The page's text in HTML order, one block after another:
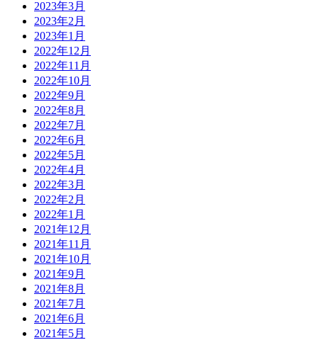
2023年3月
2023年2月
2023年1月
2022年12月
2022年11月
2022年10月
2022年9月
2022年8月
2022年7月
2022年6月
2022年5月
2022年4月
2022年3月
2022年2月
2022年1月
2021年12月
2021年11月
2021年10月
2021年9月
2021年8月
2021年7月
2021年6月
2021年5月